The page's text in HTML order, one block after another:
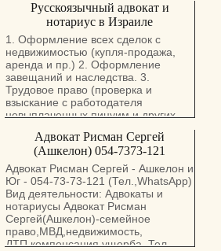
Получением компенсации за
физический и моральный ущерб.
Бесплатная консультация на
русском языке. Адвокат в Израиле с
опытом более 10 лет Ришон
леЦион, Герцель, 30. 4 этаж. Тел.:
050-855-8306 Whatsapp:
+972508558306
Arman10work@gmail.com
Русскоязычный адвокат и
нотариус в Израиле
1. Оформление всех сделок с
недвижимостью (купля-продажа,
аренда и пр.) 2. Оформление
завещаний и наследства. 3.
Трудовое право (проверка и
взыскание с работодателя
невыплаченных пицуим и других
увольнении(. 4. Взыскание долгов
("оцаа ле-поаль"). 5.Все виды
нотариальных услуг, включая
переводы и легализацию
документов (свидетельства из ЗАГС
и мисрад а-пним, дипломы,
заявления, доверенности, "тациры",
завещания, апостиль). 6.
Юридические консультации и
Адвокат Рисман Сергей
(Ашкелон) 054-7373-121
Адвокат Рисман Сергей - Ашкелон и
Юг - 054-73-73-121 (Тел.,WhatsApp)
Вид деятельности: Адвокаты и
нoтариусы Адвокат Рисман
Сергей(Ашкелон)-семейное
право,МВД,недвижимость,
ДТП,компенсация ущерба. Тел.